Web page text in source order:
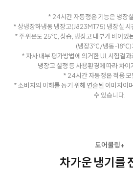
* 24시간 자동정온 기능은 냉장
* 상냉장하냉동 냉장고(J823MT75) 냉장실 시
* 주위온도 25℃, 상습, 냉장고 내부가 비어있
(냉장3℃/냉동-18℃)
* 자사 내부 평가방법에 의거한 UL시험결과
냉장고 설정 등 사용환경에 따라 차이
* 24시간 자동정온 적용 모
* 소비자의 이해를 돕기 위해 연출된 이미지이
수 있습니다.
도어쿨링+
차가운 냉기를